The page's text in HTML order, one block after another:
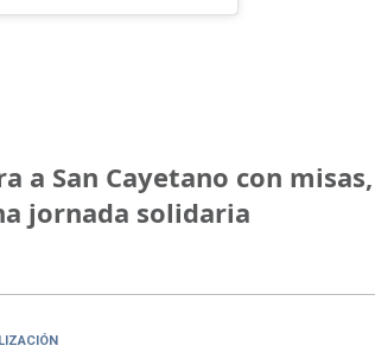
a San Cayetano con misas,
jornada solidaria